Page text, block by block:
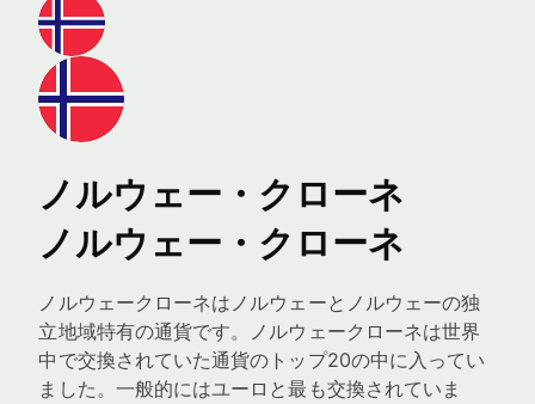
ノルウェー・クローネ
ノルウェー・クローネ
ノルウェークローネはノルウェーとノルウェーの独
立地域特有の通貨です。ノルウェークローネは世界
中で交換されていた通貨のトップ20の中に入ってい
ました。一般的にはユーロと最も交換されていま